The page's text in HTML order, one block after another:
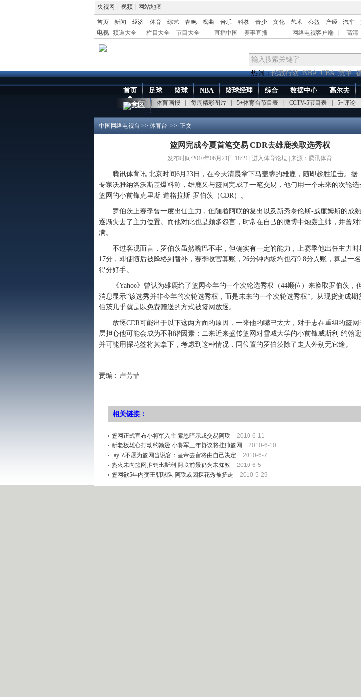
央视网 视频 网站地图
首页 新闻 经济 体育 综艺 春晚 戏曲 音乐 科教 青少 文化 艺术 公益 产经 汽车
电视
频道大全 栏目大全 节目大全 直播中国 赛事直播 网络电视客户端 高清
热词：伦敦行动 NBA CBA 意甲
首页
点播大厅 | 体育画报 每周精彩图片 5+体育台节目表 CCTV-5节目表 5+评论
足球 篮球 NBA 篮球经理 综合 数据中心 高尔夫
竞区
中国网络电视台 >> 体育台 >> 正文
篮网完成今夏首笔交易 CDR去雄鹿换取选秀权
发布时间:2010年06月23日 18:21 | 进入体育论坛 | 来源：腾讯体育
腾讯体育讯 北京时间6月23日，在今天清晨拿下马盖蒂的雄鹿，随即趁胜追击。据
专家沃雅纳洛沃斯基爆料称，雄鹿又与篮网完成了一笔交易，他们用一个未来的次轮选
篮网的小前锋克里斯-道格拉斯-罗伯茨（CDR）。
罗伯茨上赛季曾一度出任主力，但随着阿联的复出以及新秀泰伦斯-威廉姆斯的成
逐渐失去了主力位置。而他对此也是颇多怨言，时常在自己的微博中炮轰主帅，并曾对
满。
不过客观而言，罗伯茨虽然嘴巴不牢，但确实有一定的能力，上赛季他出任主力时
17分，即使随后被降格到替补，赛季收官算账，26分钟内场均也有9.8分入账，算是一
得分好手。
《Yahoo》曾认为雄鹿给了篮网今年的一个次轮选秀权（44顺位）来换取罗伯茨，
消息显示“该选秀并非今年的次轮选秀权，而是未来的一个次轮选秀权”。从现货变成期
伯茨几乎就是以免费赠送的方式被篮网放逐。
放逐CDR可能出于以下这两方面的原因，一来他的嘴巴太大，对于志在重组的篮网
层担心他可能会成为不和谐因素；二来近来盛传篮网对雪城大学的小前锋威斯利-约翰
并可能用探花签将其拿下，考虑到这种情况，同位置的罗伯茨除了走人外别无它途。
责编：卢芳菲
相关链接：
篮网正式宣布小将军入主 索恩暗示或交易阿联
2010-6-11
新老板雄心打动约翰逊 小将军三年协议将挂帅篮网
2010-6-10
Jay-Z不愿为篮网当说客：皇帝去留将由自己决定
2010-6-7
热火未向篮网推销比斯利 阿联前景仍为未知数
2010-6-5
篮网欲5年内变王朝球队 阿联或因探花秀被挤走
2010-5-29